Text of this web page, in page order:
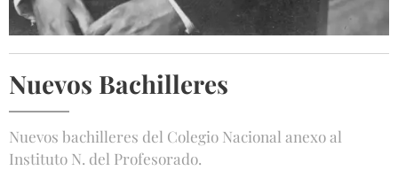
Nuevos Bachilleres
Nuevos bachilleres del Colegio Nacional anexo al
Instituto N. del Profesorado.